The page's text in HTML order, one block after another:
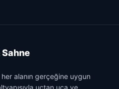
Sahne
alanın gerçeğine uygun
uçtan uca ve